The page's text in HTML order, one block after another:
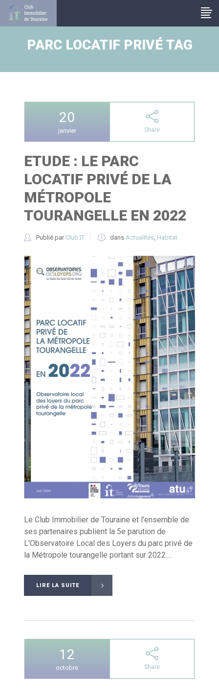
PARC LOCATIF PRIVÉ TAG
20
janvier Share
ETUDE : LE PARC
LOCATIF PRIVÉ DE LA
MÉTROPOLE
TOURANGELLE EN 2022
Publié par Club IT dans Actualités, Habitat
Le Club Immobilier de Touraine et l'ensemble de
ses partenaires publient la 5e parution de
L'Observatoire Local des Loyers du parc privé de
la Métropole tourangelle portant sur 2022....
LIRE LA SUITE
12
octobre Share
Panneau de gestion des cookies